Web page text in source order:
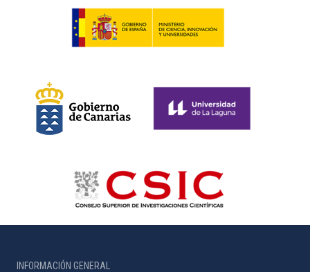
INFORMACIÓN GENERAL